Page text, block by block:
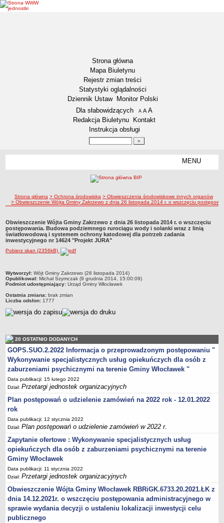
Strona główna
Mapa Biuletynu
Rejestr zmian treści
Statystyki oglądalności
Dziennik Ustaw
Monitor Polski
Menu dodatkowe
Dla słabowidzących A pomniejsz czcionkę
A standardowy rozmiar czcionki
A
Redakcja Biuletynu
Kontakt
Instrukcja obsługi
MENU
Symbole Gminy Włocławek
RADA GMINY
Przewodniczący Rady
Uchwały Rady
Protokoły z sesji
Oświadczenia majątkowe
Imienne wykazy głosowań
Interpelacje
Odpowiedzi na interpelacje
Zapytania
Odpowiedzi na zapytania
URZĄD GMINY
Wójt Gminy
Sekretarz Gminy
Zarządzenia Wójta Gminy
Zarządzenia Kierownika Urzędu
Baza Aktów Własnych
Regulamin Pracy Urzędu
Regulamin Organizacyjny
Oświadczenia majątkowe
e-Urząd
ścieżka nawigacji
Strona główna > Ochrona środowiska > Obwieszczenia środowiskowe innych organów
> Obwieszczenie Wójta Gminy Zakrzewo z dnia 26 listopada 2014 r. o wszczęciu
Obwieszczenie Wójta Gminy Zakrzewo z dnia 26 listopada 2014 r. o wszczęciu
postępowania. Budowa podziemnego rurociągu wody i solanki wraz z linią
światłowodową i systemem ochrony katodowej dla potrzeb zadania
inwestycyjnego nr 14624 "Projekt JURA"
Pobierz skan (2356kB)
metryczka
Wytworzył: Wójt Gminy Zakrzewo (26 listopada 2014)
Opublikował: Michał Szymczak (9 grudnia 2014, 15:00:09)
Podmiot udostępniający: Urząd Gminy Włocławek
Ostatnia zmiana: brak zmian
Liczba odsłon: 1777
20 OSTATNIO DODANYCH
GOPS.SUO.2.2022 Informacja o przeprowadzonym postępowaniu "
Wykonywanie specjalistycznych usług opiekuńczych dla osób z
zaburzeniami psychicznymi na terenie Gminy Włocławek "
Data publikacji: 15 lutego 2022
Dział:Przetargi jednostek organizacyjnych
Plan postępowań o udzielenie zamówień na 2022 rok - 12.01.2022
rok
Data publikacji: 12 stycznia 2022
Dział:Plan postępowań o udzielenie zamówień w 2022 r.
Zapytanie ofertowe : Wykonywanie specjalistycznych usług
opiekuńczych dla osób z zaburzeniami psychicznymi na terenie
Gminy Włocławek
Data publikacji: 11 stycznia 2022
Dział:Przetargi jednostek organizacyjnych
Obwieszczenie Wójta Gminy Włocławek RBRiGK.6733.20.2021.ŁK z
dnia 14.12.2021r. o wszczęciu postępowania administracyjnego w
sprawie wydania decyzji o ustaleniu lokalizacji inwestycji celu
publicznego